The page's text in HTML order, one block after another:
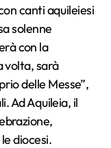
canti aquileiesi
solenne
con la
volta, sarà
delle Messe”,
Ad Aquileia, il
diocesi.